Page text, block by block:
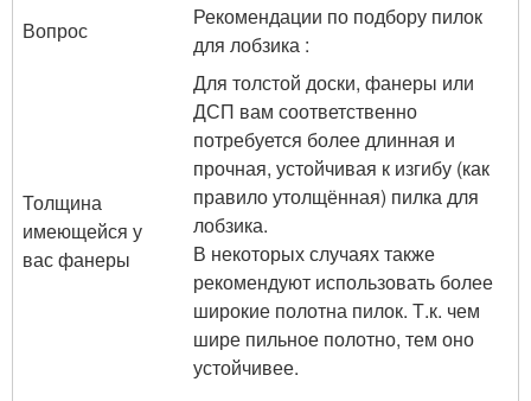
Вопрос
Рекомендации по подбору пилок
для лобзика :
Толщина
имеющейся у
вас фанеры
Для толстой доски, фанеры или
ДСП вам соответственно
потребуется более длинная и
прочная, устойчивая к изгибу (как
правило утолщённая) пилка для
лобзика.
В некоторых случаях также
рекомендуют использовать более
широкие полотна пилок. Т.к. чем
шире пильное полотно, тем оно
устойчивее.